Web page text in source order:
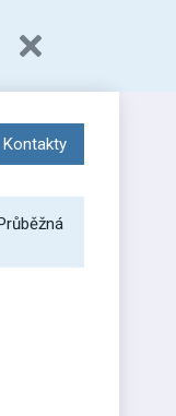
Kontakty